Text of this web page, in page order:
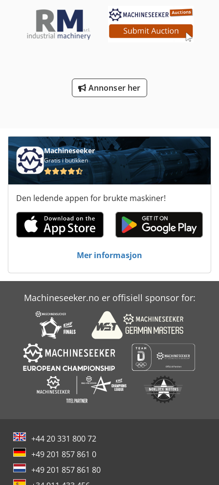
Annonser her
Machineseeker
Gratis i butikken
Den ledende appen for brukte maskiner!
Mer informasjon
Machineseeker.no er offisiell sponsor for:
+44 20 331 800 72
+49 201 857 861 0
+49 201 857 861 80